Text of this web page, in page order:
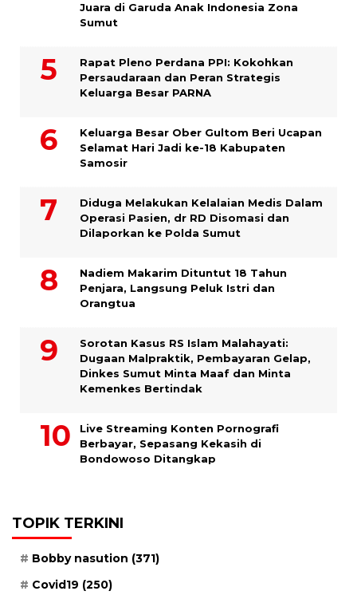
Juara di Garuda Anak Indonesia Zona
Sumut
Rapat Pleno Perdana PPI: Kokohkan
Persaudaraan dan Peran Strategis
Keluarga Besar PARNA
Keluarga Besar Ober Gultom Beri Ucapan
Selamat Hari Jadi ke-18 Kabupaten
Samosir
Diduga Melakukan Kelalaian Medis Dalam
Operasi Pasien, dr RD Disomasi dan
Dilaporkan ke Polda Sumut
​Nadiem Makarim Dituntut 18 Tahun
Penjara, Langsung Peluk Istri dan
Orangtua
Sorotan Kasus RS Islam Malahayati:
Dugaan Malpraktik, Pembayaran Gelap,
Dinkes Sumut Minta Maaf dan Minta
Kemenkes Bertindak
Live Streaming Konten Pornografi
Berbayar, Sepasang Kekasih di
Bondowoso Ditangkap
TOPIK TERKINI
Bobby nasution (371)
Covid19 (250)